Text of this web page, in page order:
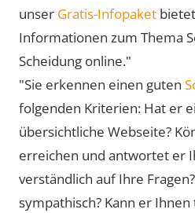
unser Gratis-Infopaket
Informationen zum Thema
Scheidung online."
"Sie erkennen einen guten
folgenden Kriterien: Hat er
übersichtliche Webseite?
erreichen und antwortet er
verständlich auf Ihre
sympathisch? Kann er